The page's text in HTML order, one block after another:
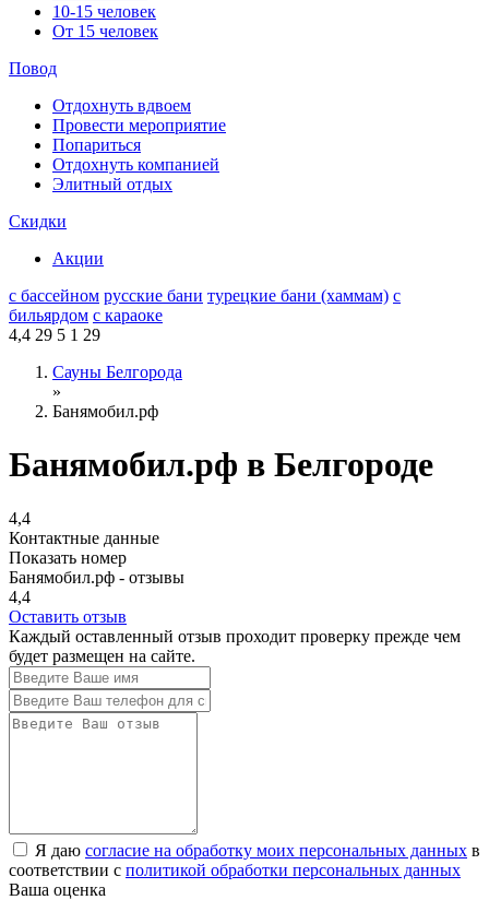
10-15 человек
От 15 человек
Повод
Отдохнуть вдвоем
Провести мероприятие
Попариться
Отдохнуть компанией
Элитный отдых
Скидки
Акции
с бассейном русские бани турецкие бани (хаммам) с
бильярдом с караоке
4,4 29 5 1 29
Сауны Белгорода
»
Банямобил.рф
Банямобил.рф в Белгороде
4,4
Контактные данные
Показать номер
Банямобил.рф - отзывы
4,4
Оставить отзыв
Каждый оставленный отзыв проходит проверку прежде чем
будет размещен на сайте.
Я даю согласие на обработку моих персональных данных в
соответствии с политикой обработки персональных данных
Ваша оценка